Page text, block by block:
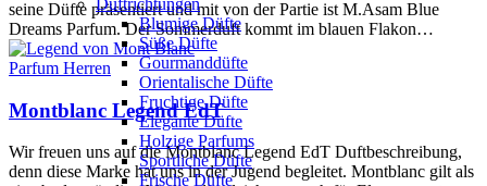
Duftrichtungen
Blumige Düfte
Süße Düfte
Gourmanddüfte
Orientalische Düfte
Fruchtige Düfte
Elegante Düfte
Holzige Parfums
Sportliche Düfte
Frische Düfte
seine Düfte präsentiert und mit von der Partie ist M.Asam Blue
Dreams Parfum. Der Sommerduft kommt im blauen Flakon…
Parfum Herren
Montblanc Legend EdT
Wir freuen uns auf die Montblanc Legend EdT Duftbeschreibung,
denn diese Marke hat uns in der Jugend begleitet. Montblanc gilt als